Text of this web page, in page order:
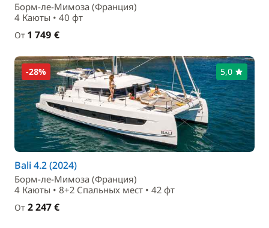
Борм-ле-Мимоза (Франция)
4 Каюты • 40 фт
От 1 749 €
-28% 5,0
Bali 4.2 (2024)
Борм-ле-Мимоза (Франция)
4 Каюты • 8+2 Спальныx мест • 42 фт
От 2 247 €